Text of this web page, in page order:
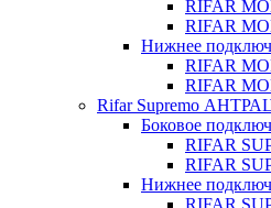
RIFAR
RIFAR
Нижнее
RIFAR
RIFAR
Rifar Supremo
Боковое
RIFAR
RIFAR
Нижнее
RIFAR